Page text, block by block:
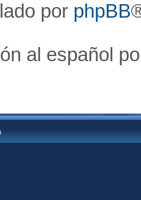
por phpBB
al español